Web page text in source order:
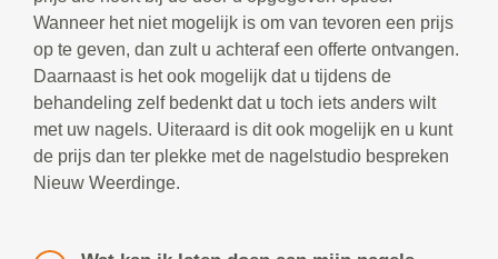
Wanneer het niet mogelijk is om van tevoren een prijs
op te geven, dan zult u achteraf een offerte ontvangen.
Daarnaast is het ook mogelijk dat u tijdens de
behandeling zelf bedenkt dat u toch iets anders wilt
met uw nagels. Uiteraard is dit ook mogelijk en u kunt
de prijs dan ter plekke met de nagelstudio bespreken
Nieuw Weerdinge.